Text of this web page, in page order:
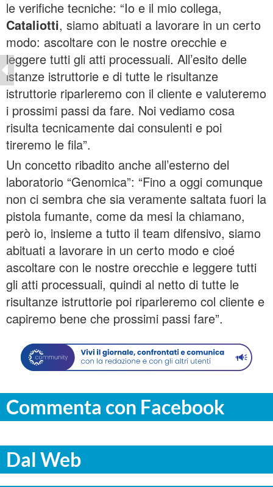
le verifiche tecniche: “Io e il mio collega,
Cataliotti, siamo abituati a lavorare in un certo
modo: ascoltare con le nostre orecchie e
leggere tutti gli atti processuali. All’esito delle
istanze istruttorie e di tutte le risultanze
istruttorie riparleremo con il cliente e valuteremo
i prossimi passi da fare. Noi vediamo cosa
risulta tecnicamente dai consulenti e poi
tireremo le fila”.
Un concetto ribadito anche all’esterno del
laboratorio “Genomica”: “Fino a oggi comunque
non ci sembra che sia veramente saltata fuori la
pistola fumante, come da mesi la chiamano,
però io, insieme a tutto il team difensivo, siamo
abituati a lavorare in un certo modo e cioé
ascoltare con le nostre orecchie e leggere tutti
gli atti processuali, quindi al netto di tutte le
risultanze istruttorie poi riparleremo col cliente e
capiremo bene che prossimi passi fare”.
Commenta con Facebook
Dal Web